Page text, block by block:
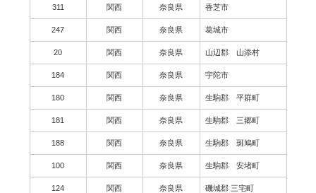
311 関西 奈良県 香芝市
247 関西 奈良県 葛城市
20 関西 奈良県 山辺郡 山添村
184 関西 奈良県 宇陀市
180 関西 奈良県 生駒郡 平群町
181 関西 奈良県 生駒郡 三郷町
188 関西 奈良県 生駒郡 斑鳩町
100 関西 奈良県 生駒郡 安堵町
124 関西 奈良県 磯城郡 三宅町